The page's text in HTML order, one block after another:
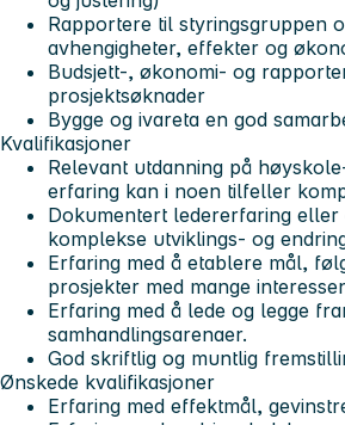
Rapportere til styringsgruppen
avhengigheter, effekter og
Budsjett-, økonomi- og
prosjektsøknader
Bygge og ivareta en god
Kvalifikasjoner
Relevant utdanning på
erfaring kan i noen tilfeller
Dokumentert ledererfaring
komplekse utviklings- og
Erfaring med å etablere mål,
prosjekter med mange
Erfaring med å lede og legge
samhandlingsarenaer.
God skriftlig og muntlig
Ønskede kvalifikasjoner
Erfaring med effektmål,